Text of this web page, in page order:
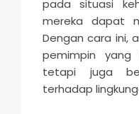
pada situasi
mereka dapat
Dengan cara ini,
pemimpin
tetapi juga
terhadap